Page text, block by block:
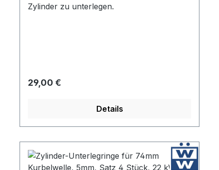
Zylinder zu unterlegen.
Regulärer Preis:
29,00 €
Details